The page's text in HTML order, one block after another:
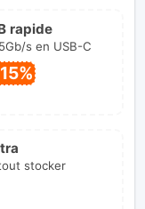
rapide
s en USB-C
stocker